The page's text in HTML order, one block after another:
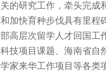
的研究工作，牵头完成
加快育种步伐具有里程
高层次留学人才回国工
技项目课题、海南省自
家来华工作项目等各类